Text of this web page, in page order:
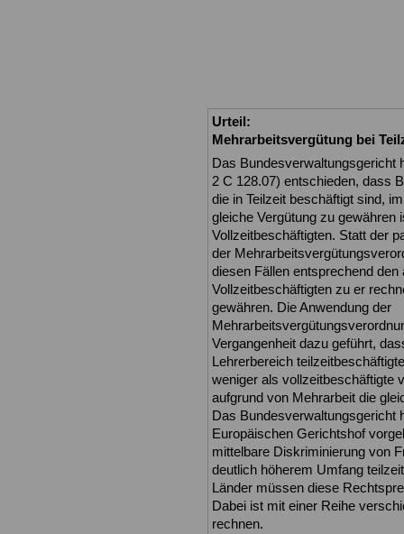
Urteil:
Mehrarbeitsvergütung bei
Das Bundesverwaltungsgericht
2 C 128.07) entschieden, dass
die in Teilzeit beschäftigt sind,
gleiche Vergütung zu gewähren
Vollzeitbeschäftigten. Statt der
der
diesen Fällen entsprechend
Vollzeitbeschäftigten zu er
gewähren. Die Anwendung der
Vergangenheit dazu geführt,
Lehrerbereich
weniger als vollzeitbeschäftigte
aufgrund von Mehrarbeit die
Das Bundesverwaltungsgericht
Europäischen Gerichtshof
mittelbare Diskriminierung von
deutlich höherem Umfang
Länder müssen diese
Dabei ist mit einer Reihe
rechnen.